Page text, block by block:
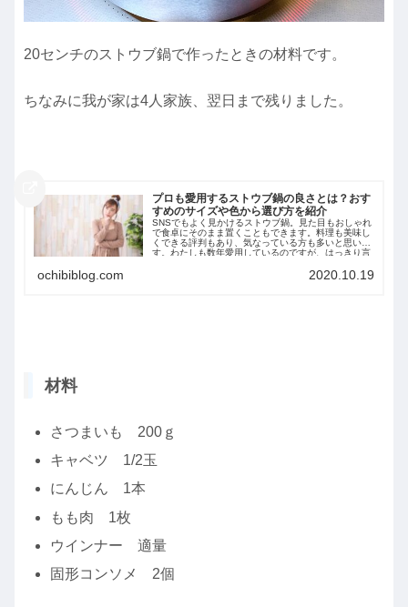
20センチのストウブ鍋で作ったときの材料です。
ちなみに我が家は4人家族、翌日まで残りました。
プロも愛用するストウブ鍋の良さとは？おす
すめのサイズや色から選び方を紹介
SNSでもよく見かけるストウブ鍋。見た目もおしゃれ
で食卓にそのまま置くこともできます。料理も美味し
くできる評判もあり、気なっている方も多いと思いま
す。わたしも数年愛用しているのですが、はっきり言
ochibiblog.com 2020.10.19
材料
さつまいも 200ｇ
キャベツ 1/2玉
にんじん 1本
もも肉 1枚
ウインナー 適量
固形コンソメ 2個